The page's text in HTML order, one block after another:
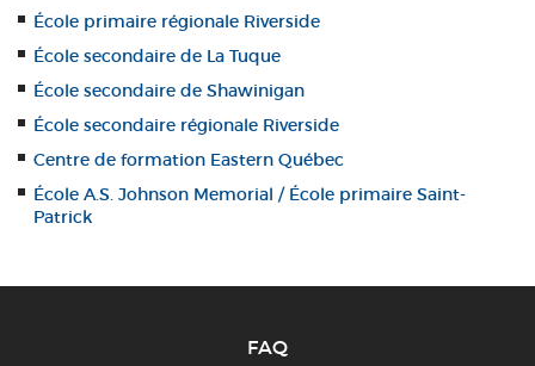
École primaire régionale Riverside
École secondaire de La Tuque
École secondaire de Shawinigan
École secondaire régionale Riverside
Centre de formation Eastern Québec
École A.S. Johnson Memorial / École primaire Saint-
Patrick
FAQ